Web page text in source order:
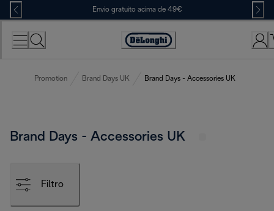
Skip
to
Content
Envio gratuito acima de 49€
Accessibility
Promotion Brand Days UK Brand Days - Accessories UK
Brand Days - Accessories UK
Filtro